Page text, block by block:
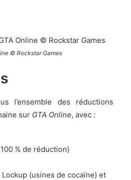
© Rockstar Games
l’ensemble des réductions
sur GTA Online, avec :
% de réduction)
(usines de cocaïne) et